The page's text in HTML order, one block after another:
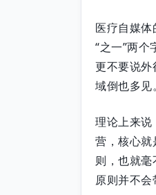
医疗自媒
“之一”两
更不要说
域倒也多见。
理论上来
营，核心
则，也就
原则并不会